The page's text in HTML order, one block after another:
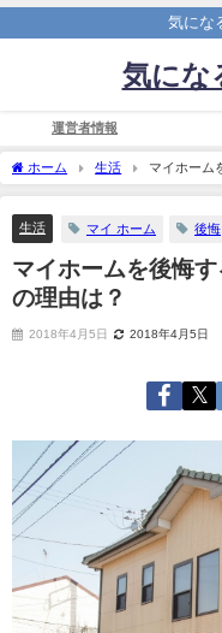
気にな
気にな
運営者情報
ホーム 生活 マイホーム
生活 マイ ホーム 後悔
マイホームを後悔
の理由は？
2018年4月5日 2018年4月5日